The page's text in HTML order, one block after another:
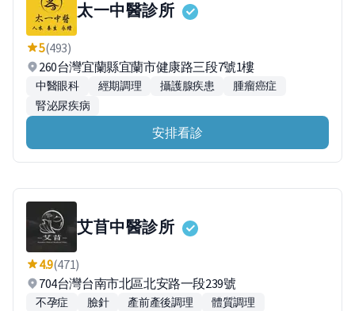
太一中醫診所
5(493)
260台灣宜蘭縣宜蘭市健康路三段7號1樓
中醫眼科 經期調理 攝護腺疾患
腫瘤癌症
腎泌尿疾病
安排看診
艾苜中醫診所
4.9(471)
704台灣台南市北區北安路一段239號
不孕症 臉針 產前產後調理
體質調理